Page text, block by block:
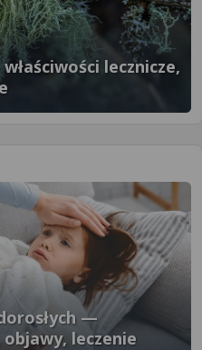
lecznicze,
—
leczenie